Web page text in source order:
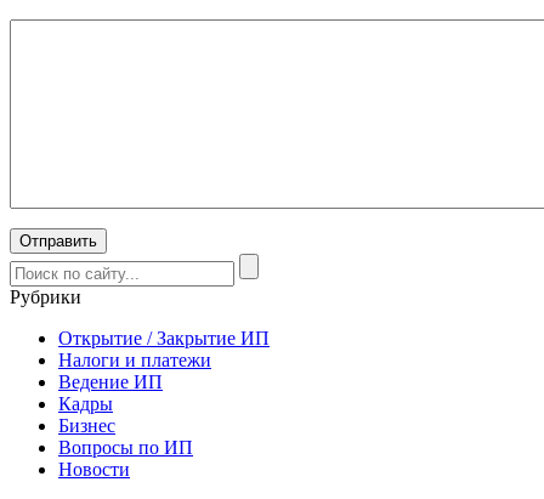
Рубрики
Открытие / Закрытие ИП
Налоги и платежи
Ведение ИП
Кадры
Бизнес
Вопросы по ИП
Новости